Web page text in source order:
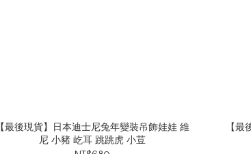
【最後現貨】日本迪士尼兔年變裝吊飾娃娃 維
尼 小豬 屹耳 跳跳虎 小荳
【